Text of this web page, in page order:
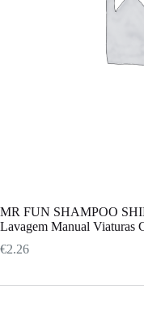
MR FUN SHAMPOO
Lavagem Manual Viaturas
€2.26